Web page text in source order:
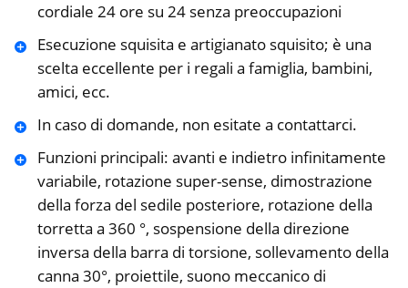
cordiale 24 ore su 24 senza preoccupazioni
Esecuzione squisita e artigianato squisito; è una
scelta eccellente per i regali a famiglia, bambini,
amici, ecc.
In caso di domande, non esitate a contattarci.
Funzioni principali: avanti e indietro infinitamente
variabile, rotazione super-sense, dimostrazione
della forza del sedile posteriore, rotazione della
torretta a 360 °, sospensione della direzione
inversa della barra di torsione, sollevamento della
canna 30°, proiettile, suono meccanico di